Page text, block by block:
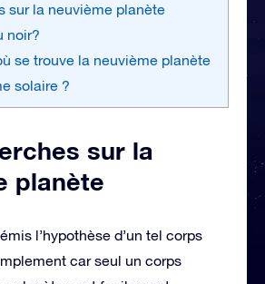
sur la neuvième planète
noir?
se trouve la neuvième planète
solaire ?
sur la
planète
l’hypothèse d’un tel corps
car seul un corps